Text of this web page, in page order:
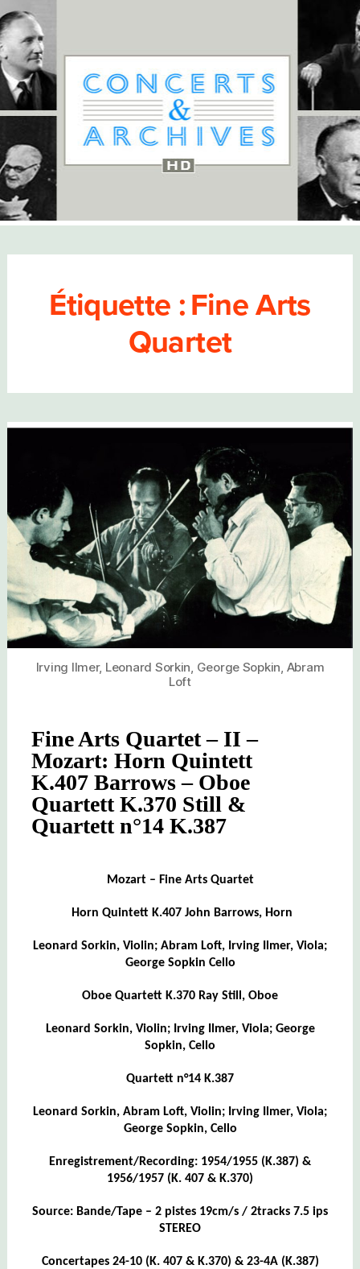
Étiquette :Fine Arts
Quartet
Irving Ilmer, Leonard Sorkin, George Sopkin, Abram
Loft
Fine Arts Quartet – II –
Mozart: Horn Quintett
K.407 Barrows – Oboe
Quartett K.370 Still &
Quartett n°14 K.387
Mozart – Fine Arts Quartet
Horn Quintett K.407 John Barrows, Horn
Leonard Sorkin, Violin; Abram Loft, Irving Ilmer, Viola;
George Sopkin Cello
Oboe Quartett K.370 Ray Still, Oboe
Leonard Sorkin, Violin; Irving Ilmer, Viola; George
Sopkin, Cello
Quartett n°14 K.387
Leonard Sorkin, Abram Loft, Violin; Irving Ilmer, Viola;
George Sopkin, Cello
Enregistrement/Recording: 1954/1955 (K.387) &
1956/1957 (K. 407 & K.370)
Source: Bande/Tape – 2 pistes 19cm/s / 2tracks 7.5 ips
STEREO
Concertapes 24-10 (K. 407 & K.370) & 23-4A (K.387)